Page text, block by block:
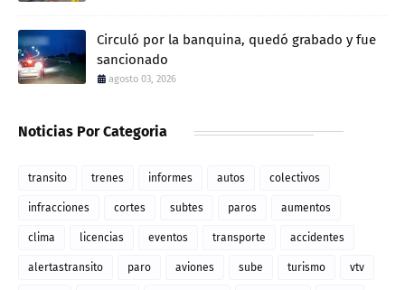
Circuló por la banquina, quedó grabado y fue
sancionado
agosto 03, 2026
Noticias Por Categoria
transito trenes informes autos colectivos
infracciones cortes subtes paros aumentos
clima licencias eventos transporte accidentes
alertastransito paro aviones sube turismo vtv